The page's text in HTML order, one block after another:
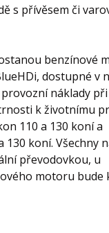
s přívěsem či
benzínové
dostupné v
náklady při
k životnímu
110 a 130 koní a
koní. Všechny
převodovkou, u
motoru bude